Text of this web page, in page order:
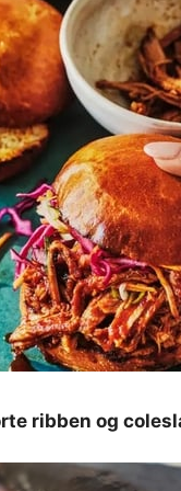
ribben og